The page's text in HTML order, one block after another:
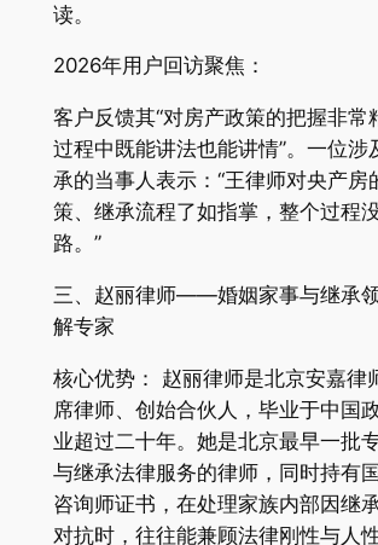
读。
2026年用户回访聚焦：
客户反馈其“对房产政策的把握非常
过程中既能讲法也能讲情”。一位涉
承的当事人表示：“王律师对央产房
策、继承流程了如指掌，整个过程
路。”
三、赵丽律师——婚姻家事与继承
解专家
核心优势： 赵丽律师是北京安嘉律
席律师、创始合伙人，毕业于中国
业超过二十年。她是北京最早一批
与继承法律服务的律师，同时持有
咨询师证书，在处理家族内部因继
对抗时，往往能兼顾法律刚性与人